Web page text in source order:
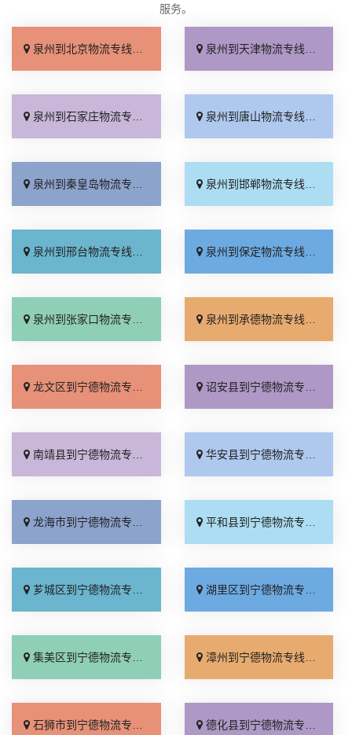
服务。
泉州到北京物流专线_几天到达「按时送达」 泉州到天津物流专线_运价查询「实时跟踪 」
泉州到石家庄物流专线_无需中转「来电咨询」 泉州到唐山物流专线_直达特快专线「市县闪送」
泉州到秦皇岛物流专线_直通专线「高效快运」 泉州到邯郸物流专线_合理收费「零担配货」
泉州到邢台物流专线_天天发车「高速快运」 泉州到保定物流专线_快运有保障「一站直达」
泉州到张家口物流专线_直达特快专线「门到门接送」 泉州到承德物流专线_直达到站「运费多少」
龙文区到宁德物流专线_托运省心「合理收费」 诏安县到宁德物流专线_收费标准「限时必达」
南靖县到宁德物流专线_合理收费「运保时效」 华安县到宁德物流专线_收费标准「专线查询」
龙海市到宁德物流专线_损坏理赔「高效快运」 平和县到宁德物流专线_资质齐全「要多少钱」
芗城区到宁德物流专线_运价行情「多少一吨」 湖里区到宁德物流专线_全境到达「要多少钱」
集美区到宁德物流专线_门到门接送「价位合理」 漳州到宁德物流专线_运价查询「服务周到」
石狮市到宁德物流专线_天天发车「运费多少」 德化县到宁德物流专线_定点发车「市县闪送」